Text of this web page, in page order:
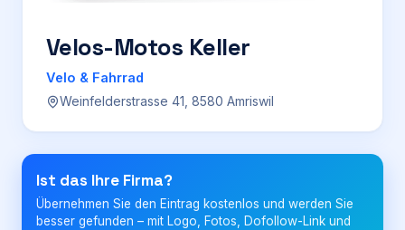
Preise
Für Firmen
Login
Firma eintragen
Velos-Motos Keller
Velo & Fahrrad
Weinfelderstrasse 41, 8580 Amriswil
Ist das Ihre Firma?
Übernehmen Sie den Eintrag kostenlos und werden Sie
besser gefunden – mit Logo, Fotos, Dofollow-Link und